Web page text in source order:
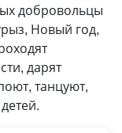
добровольцы
Новый год,
дарят
танцуют,